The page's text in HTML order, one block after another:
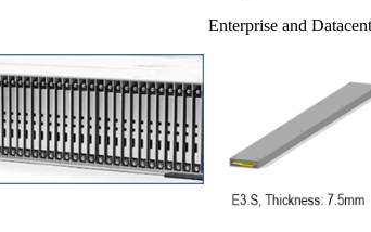
Enterprise and